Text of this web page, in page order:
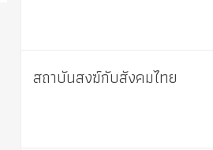
สถาบันสงฆ์กับสังคมไทย